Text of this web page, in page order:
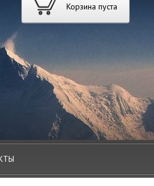
Корзина пуста